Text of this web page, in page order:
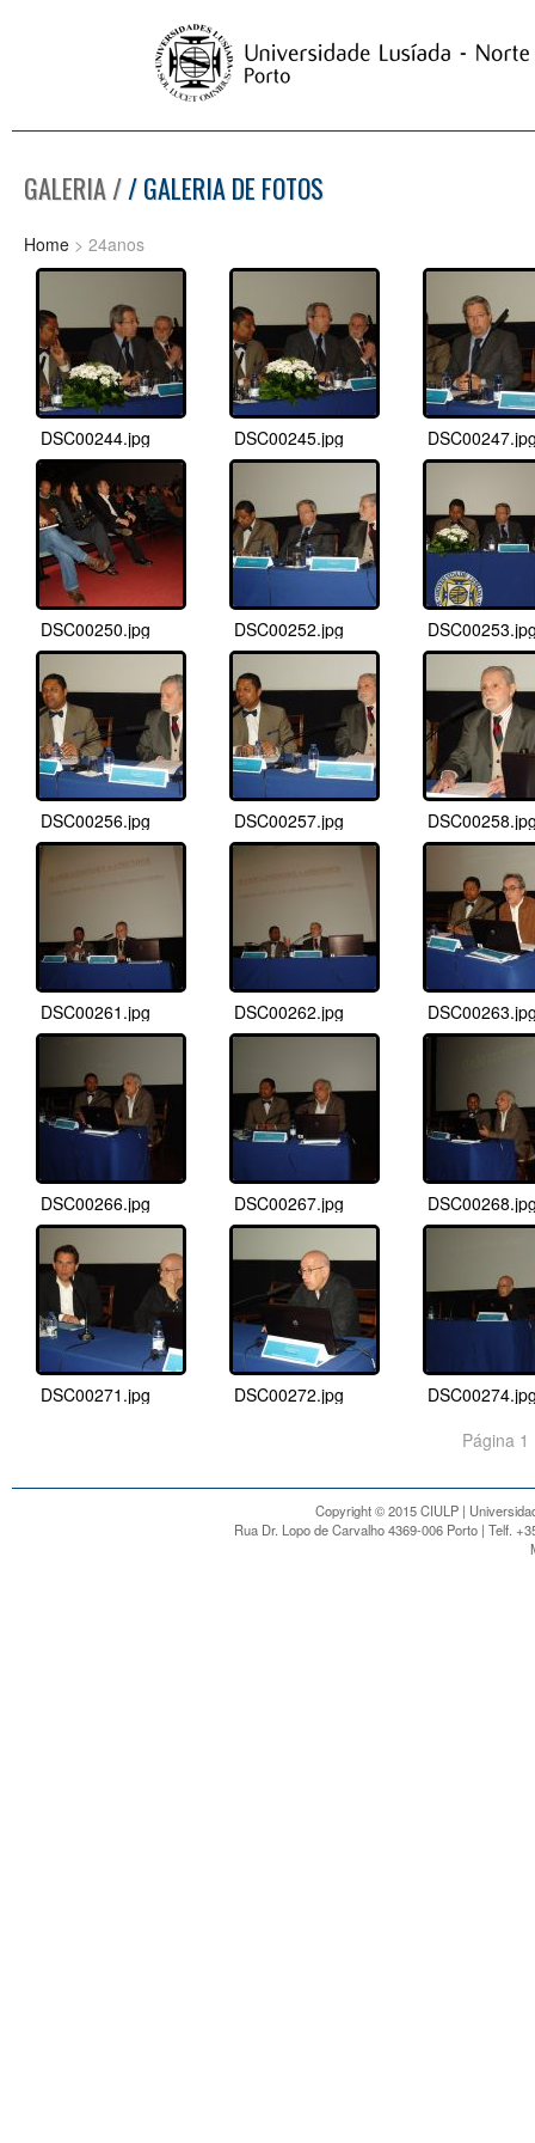
GALERIA // GALERIA DE FOTOS
Home > 24anos
DSC00244.jpg DSC00245.jpg
DSC00250.jpg DSC00252.jpg
DSC00256.jpg DSC00257.jpg
DSC00261.jpg DSC00262.jpg
DSC00266.jpg DSC00267.jpg
DSC00271.jpg DSC00272.jpg
Página
Copyright © 2015 CIULP |
Rua Dr. Lopo de Carvalho 4369-006 Porto | Telf.